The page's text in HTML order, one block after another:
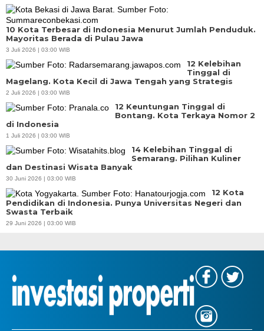
10 Kota Terbesar di Indonesia Menurut Jumlah Penduduk.
Mayoritas Berada di Pulau Jawa
3 Juli 2026 | 03:00 WIB
12 Kelebihan
Tinggal di
Magelang. Kota Kecil di Jawa Tengah yang Strategis
2 Juli 2026 | 03:00 WIB
12 Keuntungan Tinggal di
Bontang. Kota Terkaya Nomor 2
di Indonesia
1 Juli 2026 | 03:00 WIB
14 Kelebihan Tinggal di
Semarang. Pilihan Kuliner
dan Destinasi Wisata Banyak
30 Juni 2026 | 03:00 WIB
12 Kota
Pendidikan di Indonesia. Punya Universitas Negeri dan
Swasta Terbaik
29 Juni 2026 | 03:00 WIB